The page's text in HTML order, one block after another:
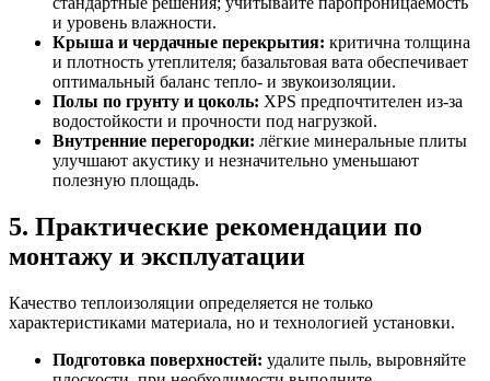
и уровень влажности.
Крыша и чердачные перекрытия: критична толщина
и плотность утеплителя; базальтовая вата обеспечивает
оптимальный баланс тепло- и звукоизоляции.
Полы по грунту и цоколь: XPS предпочтителен из‑за
водостойкости и прочности под нагрузкой.
Внутренние перегородки: лёгкие минеральные плиты
улучшают акустику и незначительно уменьшают
полезную площадь.
5. Практические рекомендации по
монтажу и эксплуатации
Качество теплоизоляции определяется не только
характеристиками материала, но и технологией установки.
Подготовка поверхностей: удалите пыль, выровняйте